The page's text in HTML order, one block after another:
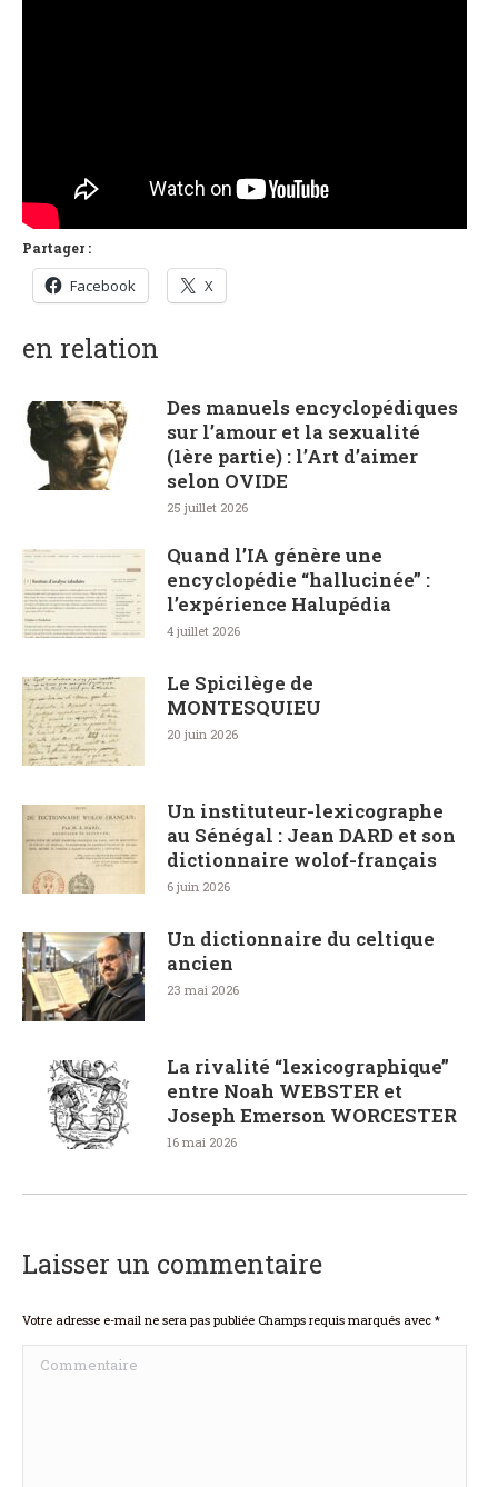
Partager :
Facebook X
en relation
Des manuels encyclopédiques
sur l’amour et la sexualité
(1ère partie) : l’Art d’aimer
selon OVIDE
25 juillet 2026
Quand l’IA génère une
encyclopédie “hallucinée” :
l’expérience Halupédia
4 juillet 2026
Le Spicilège de
MONTESQUIEU
20 juin 2026
Un instituteur-lexicographe
au Sénégal : Jean DARD et son
dictionnaire wolof-français
6 juin 2026
Un dictionnaire du celtique
ancien
23 mai 2026
La rivalité “lexicographique”
entre Noah WEBSTER et
Joseph Emerson WORCESTER
16 mai 2026
Laisser un commentaire
Votre adresse e-mail ne sera pas publiée Champs requis marqués avec *
Commentaire